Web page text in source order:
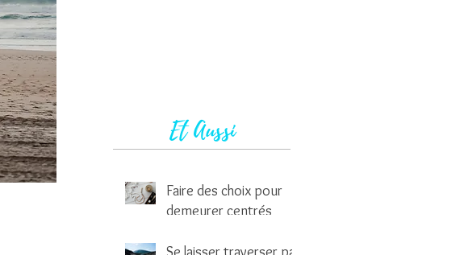
Et Aussi
Faire des choix pour
demeurer centrés